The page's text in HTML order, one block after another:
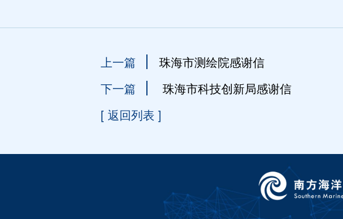
上一篇
珠海市测绘院感谢信
下一篇
珠海市科技创新局感谢信
[ 返回列表 ]